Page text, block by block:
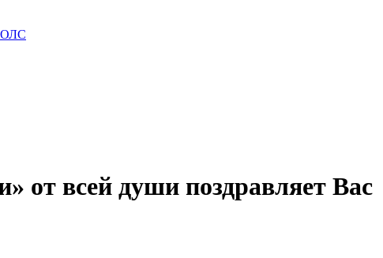
от всей души поздравляет Вас